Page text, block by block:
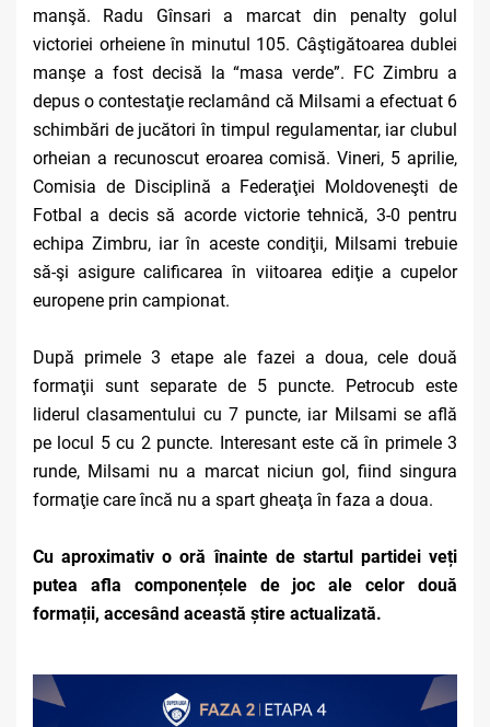
manşă. Radu Gînsari a marcat din penalty golul
victoriei orheiene în minutul 105. Câştigătoarea dublei
manşe a fost decisă la “masa verde”. FC Zimbru a
depus o contestaţie reclamând că Milsami a efectuat 6
schimbări de jucători în timpul regulamentar, iar clubul
orheian a recunoscut eroarea comisă. Vineri, 5 aprilie,
Comisia de Disciplină a Federaţiei Moldoveneşti de
Fotbal a decis să acorde victorie tehnică, 3-0 pentru
echipa Zimbru, iar în aceste condiţii, Milsami trebuie
să-şi asigure calificarea în viitoarea ediţie a cupelor
europene prin campionat.
După primele 3 etape ale fazei a doua, cele două
formaţii sunt separate de 5 puncte. Petrocub este
liderul clasamentului cu 7 puncte, iar Milsami se află
pe locul 5 cu 2 puncte. Interesant este că în primele 3
runde, Milsami nu a marcat niciun gol, fiind singura
formaţie care încă nu a spart gheaţa în faza a doua.
Cu aproximativ o oră înainte de startul partidei veți
putea afla componențele de joc ale celor două
formații, accesând această știre actualizată.